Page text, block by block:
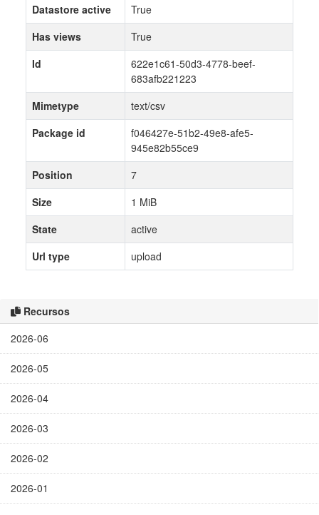
Recursos
2026-06
2026-05
2026-04
2026-03
2026-02
2026-01
Datastore active
True
Has views
True
Id
622e1c61-50d3-4778-beef-
683afb221223
Mimetype
text/csv
Package id
f046427e-51b2-49e8-afe5-
945e82b55ce9
Position
7
Size
1 MiB
State
active
Url type
upload